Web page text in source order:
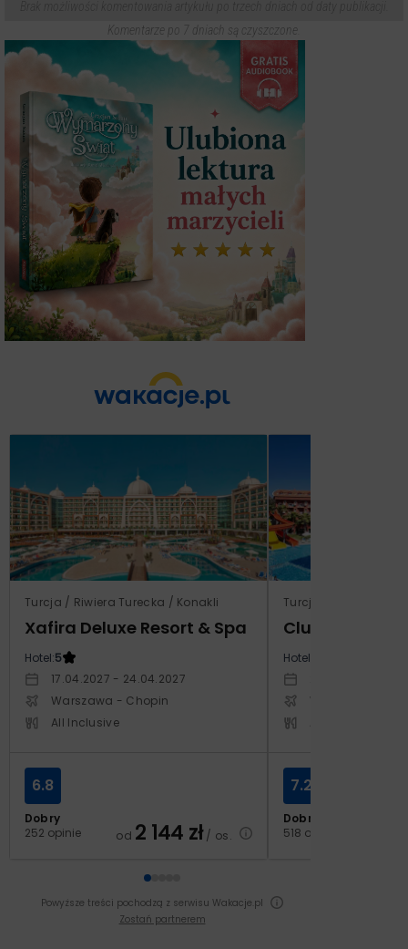
Komentarze po 7 dniach są czyszczone.
Turcja / Riwiera Turecka / Konakli
Xafira Deluxe Resort & Spa
Hotel:5
17.04.2027 - 24.04.2027
Warszawa - Chopin
All Inclusive
Dobry
252 opinie
6.8
od 2 144 zł/ os.
Turcja / Riwiera
Club Side
Hotel:
Warszawa -
Dobry
518 opinii
7.2
Powyższe treści pochodzą z serwisu Wakacje.pl
Zostań partnerem